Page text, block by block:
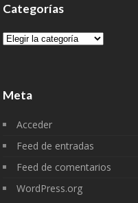
Categorías
Categorías
Meta
Acceder
Feed de entradas
Feed de comentarios
WordPress.org